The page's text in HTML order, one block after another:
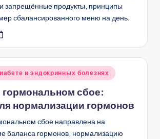
запрещённые продукты, принципы
сбалансированного меню на день.
и эндокринных болезнях
гормональном сбое:
нормализации гормонов
сбое направлена на
баланса гормонов, нормализацию